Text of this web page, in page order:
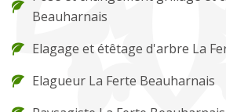
Beauharnais
Elagage et étêtage d'arbre La
Elagueur La Ferte Beauharnais